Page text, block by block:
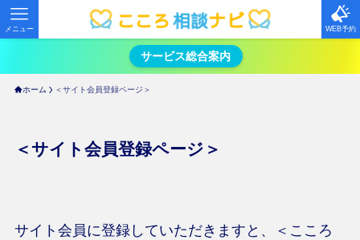
WEB予約
メニュー
サービス総合案内
ホーム ＜サイト会員登録ページ＞
＜サイト会員登録ページ＞
サイト会員に登録していただきますと、＜こころ